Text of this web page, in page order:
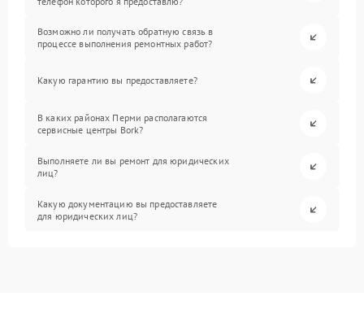
Возможно ли получать обратную связь в
процессе выполнения ремонтных работ?
Какую гарантию вы предоставляете?
В каких районах Перми располагаются
сервисные центры Bork?
Выполняете ли вы ремонт для юридических
лиц?
Какую документацию вы предоставляете
для юридических лиц?